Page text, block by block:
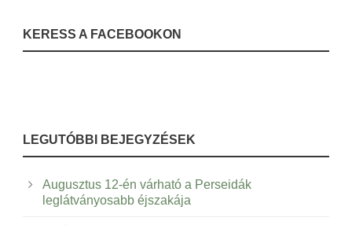
KERESS A FACEBOOKON
LEGUTÓBBI BEJEGYZÉSEK
Augusztus 12-én várható a Perseidák
leglátványosabb éjszakája